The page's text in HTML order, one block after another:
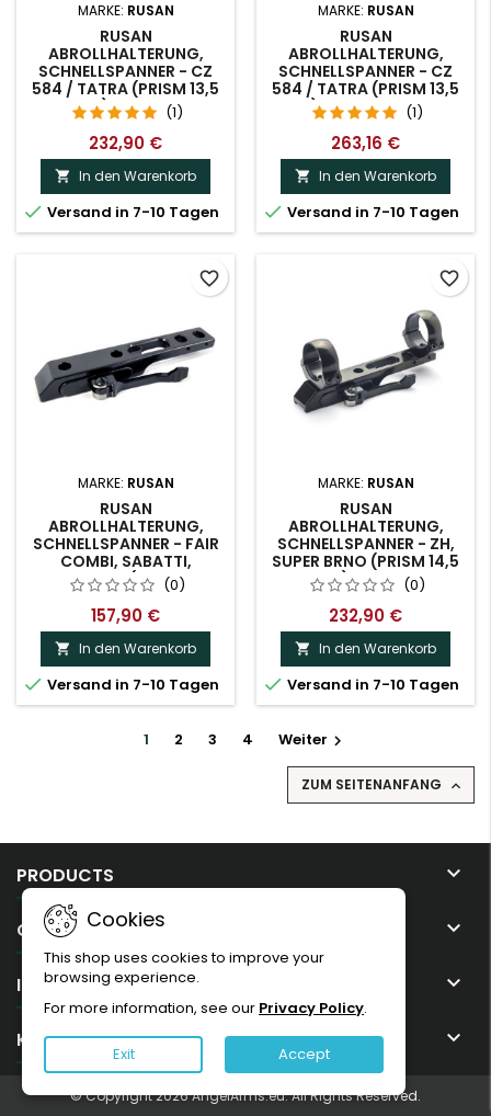
MARKE: RUSAN
RUSAN
ABROLLHALTERUNG,
SCHNELLSPANNER - CZ
584 / TATRA (PRISM 13,5
MM) - 30 MM(1)
232,90 €
 In den Warenkorb
 Versand in 7-10 Tagen
MARKE: RUSAN
RUSAN
ABROLLHALTERUNG,
SCHNELLSPANNER - CZ
584 / TATRA (PRISM 13,5
MM) - 30 MM, YUKON
PHOTON
(1)
263,16 €
 In den Warenkorb
 Versand in 7-10 Tagen
MARKE: RUSAN
RUSAN
ABROLLHALTERUNG,
SCHNELLSPANNER - FAIR
COMBI, SABATTI,
BETTINSOLI (PRISM 11,5
MM) - BASIS NUR
(0)
157,90 €
 In den Warenkorb
 Versand in 7-10 Tagen
favorite_border
MARKE: RUSAN
RUSAN
ABROLLHALTERUNG,
SCHNELLSPANNER - ZH,
SUPER BRNO (PRISM 14,5
MM) - 30 MM
(0)
232,90 €
 In den Warenkorb
 Versand in 7-10 Tagen
favorite_border
1 2 3 4 Weiter 
ZUM SEITENANFANG 
PRODUCTS 
OUR COMPANY 
IHR KONTO 
KONTAKT 
Cookies
This shop uses cookies to improve your
browsing experience.
For more information, see our Privacy Policy.
Exit Accept
© Copyright 2026 AngelArms.eu. All Rights Reserved.